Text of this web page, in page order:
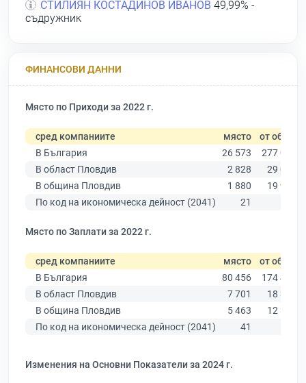
СТИЛИЯН КОСТАДИНОВ ИВАНОВ 49,99% -
съдружник
ФИНАНСОВИ ДАННИ
Място по Приходи за 2022 г.
сред компаниите място от общо
В България
26 573
277 019
В област Пловдив
2 828
29 067
В община Пловдив
1 880
19 939
По код на икономическа дейност (2041)
21
Място по Заплати за 2022 г.
сред компаниите място от общо
В България
80 456
174 403
В област Пловдив
7 701
18 305
В община Пловдив
5 463
12 387
По код на икономическа дейност (2041)
41
Изменения на Основни Показатели за 2024 г.